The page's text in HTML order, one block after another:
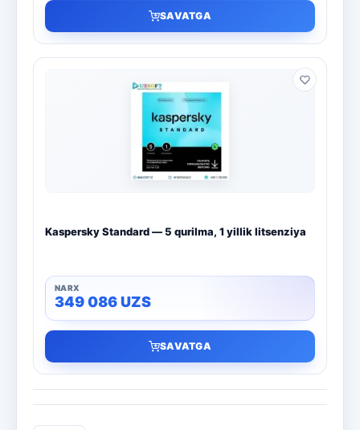
SAVATGA
Kaspersky Standard — 5 qurilma, 1 yillik litsenziya
349 086UZS
SAVATGA